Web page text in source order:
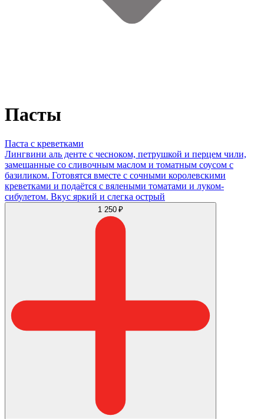
Пасты
Паста с креветками
Лингвини аль денте с чесноком, петрушкой и перцем чили,
замешанные со сливочным маслом и томатным соусом с
базиликом. Готовятся вместе с сочными королевскими
креветками и подаётся с вялеными томатами и луком-
сибулетом. Вкус яркий и слегка острый
1 250 ₽